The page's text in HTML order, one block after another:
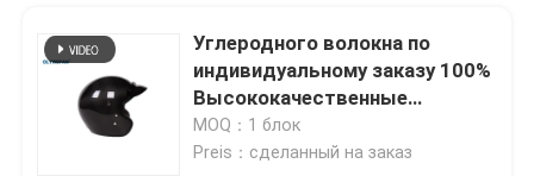
Углеродного волокна по
индивидуальному заказу 100%
Высококачественные
аксессуары для ортезов из
MOQ：1 блок
Preis：сделанный на заказ